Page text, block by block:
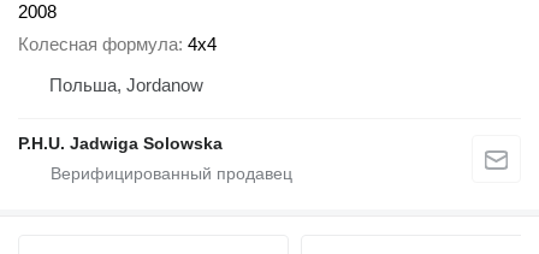
2008
Колесная формула 4x4
Польша, Jordanow
P.H.U. Jadwiga Solowska